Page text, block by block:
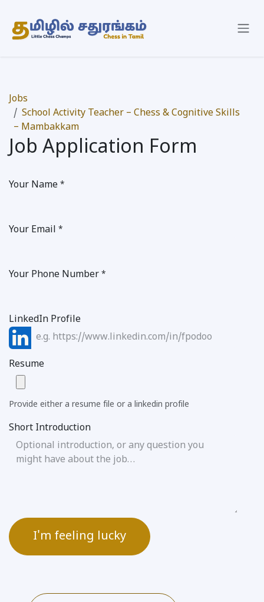
Jobs
School Activity Teacher – Chess & Cognitive Skills
– Mambakkam
Job Application Form
Your Name *
Your Email *
Your Phone Number *
LinkedIn Profile
Resume
Provide either a resume file or a linkedin profile
Short Introduction
I'm feeling lucky